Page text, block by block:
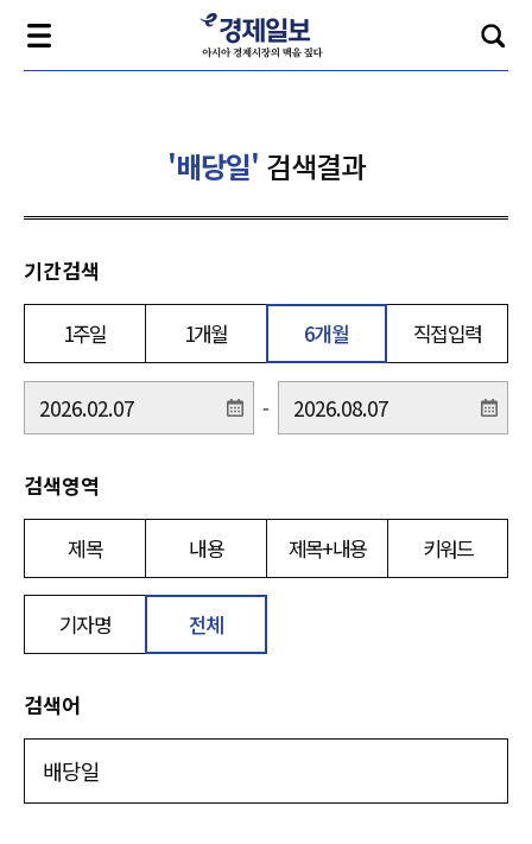
'배당일' 검색결과
기간검색
1주일 1개월 6개월 직접입력
-
검색영역
제목 내용 제목+내용 키워드
기자명 전체
검색어